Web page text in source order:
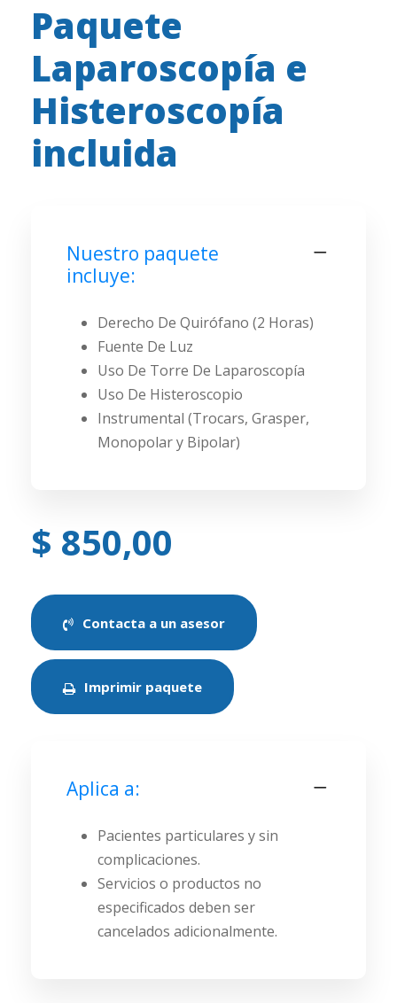
Paquete
Laparoscopía e
Histeroscopía
incluida
Nuestro paquete
incluye:
Derecho De Quirófano (2 Horas)
Fuente De Luz
Uso De Torre De Laparoscopía
Uso De Histeroscopio
Instrumental (Trocars, Grasper,
Monopolar y Bipolar)
$ 850,00
Contacta a un asesor
Imprimir paquete
Aplica a:
Pacientes particulares y sin
complicaciones.
Servicios o productos no
especificados deben ser
cancelados adicionalmente.